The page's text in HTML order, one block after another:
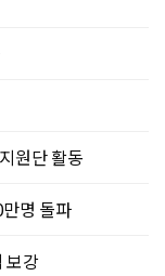
원단 활동
만명 돌파
보강